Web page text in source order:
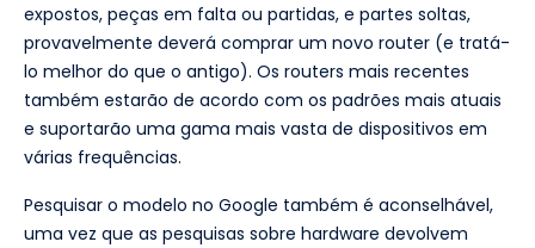
expostos, peças em falta ou partidas, e partes soltas,
provavelmente deverá comprar um novo router (e tratá-
lo melhor do que o antigo). Os routers mais recentes
também estarão de acordo com os padrões mais atuais
e suportarão uma gama mais vasta de dispositivos em
várias frequências.
Pesquisar o modelo no Google também é aconselhável,
uma vez que as pesquisas sobre hardware devolvem